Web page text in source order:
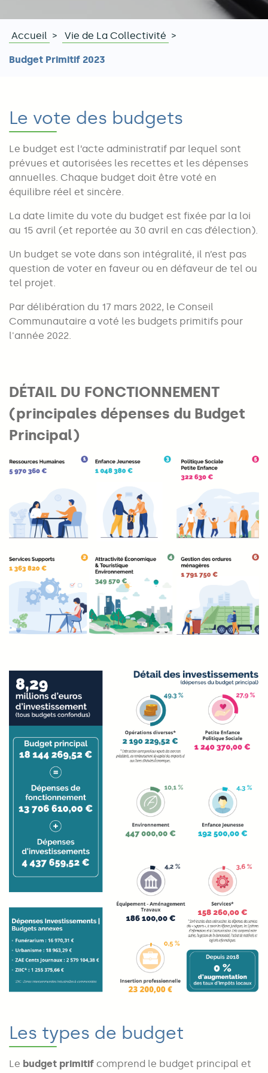
Fil
Accueil Vie de La Collectivité
Budget Primitif 2023
Le vote des budgets
Le budget est l’acte administratif par lequel sont
prévues et autorisées les recettes et les dépenses
annuelles. Chaque budget doit être voté en
équilibre réel et sincère.
La date limite du vote du budget est fixée par la loi
au 15 avril (et reportée au 30 avril en cas d’élection).
Un budget se vote dans son intégralité, il n’est pas
question de voter en faveur ou en défaveur de tel ou
tel projet.
Par délibération du 17 mars 2022, le Conseil
Communautaire a voté les budgets primitifs pour
l'année 2022.
DÉTAIL DU FONCTIONNEMENT
(principales dépenses du Budget
Principal)
Les types de budget
Le budget primitif comprend le budget principal et